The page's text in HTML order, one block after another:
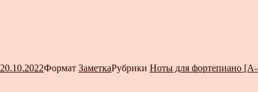
20.10.2022Формат ЗаметкаРубрики Ноты для фортепиано